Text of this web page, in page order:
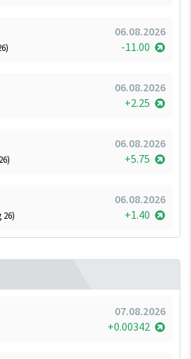
06.08.2026
-11.00
06.08.2026
+2.25
06.08.2026
+5.75
06.08.2026
+1.40
07.08.2026
+0.00342